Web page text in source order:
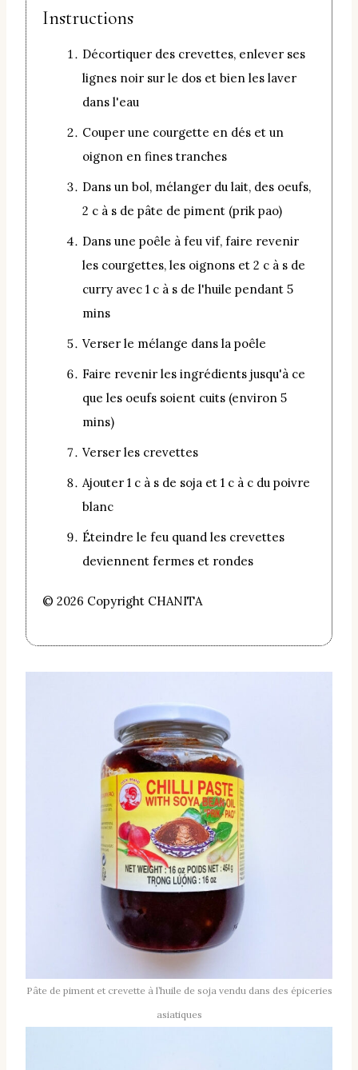
Instructions
Décortiquer des crevettes, enlever ses
lignes noir sur le dos et bien les laver
dans l'eau
Couper une courgette en dés et un
oignon en fines tranches
Dans un bol, mélanger du lait, des oeufs,
2 c à s de pâte de piment (prik pao)
Dans une poêle à feu vif, faire revenir
les courgettes, les oignons et 2 c à s de
curry avec 1 c à s de l'huile pendant 5
mins
Verser le mélange dans la poêle
Faire revenir les ingrédients jusqu'à ce
que les oeufs soient cuits (environ 5
mins)
Verser les crevettes
Ajouter 1 c à s de soja et 1 c à c du poivre
blanc
Éteindre le feu quand les crevettes
deviennent fermes et rondes
© 2026 Copyright CHANITA
Pâte de piment et crevette à l’huile de soja vendu dans des épiceries
asiatiques